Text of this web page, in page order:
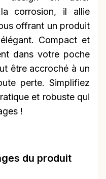
corrosion, il allie
offrant un produit
Compact et
dans votre poche
être accroché à un
perte. Simplifiez
et robuste qui
!
du produit